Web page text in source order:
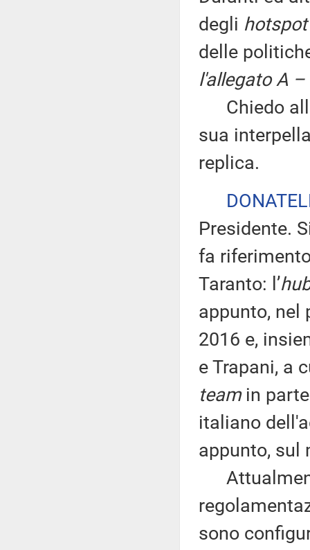
degli hotspot
delle
l'allegato A –
Chiedo
sua
replica.
Presidente.
fa
Taranto: l’
appunto, nel
2016 e,
e Trapani, a
teamin
italiano
appunto,
sono